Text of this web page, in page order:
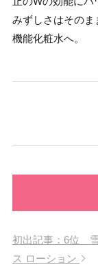
みずしさはその
機能化粧水へ。
初出記事：6位
ス ローション